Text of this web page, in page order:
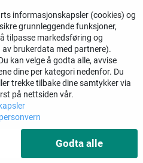
Skjerf, 180x70 cm,
fersken
177,-
informasjonskapsler (cookies) og
grunnleggende funksjoner,
tilpasse markedsføring og
brukerdata med partnere).
kan velge å godta alle, avvise
dine per kategori nedenfor. Du
trekke tilbake dine samtykker via
på nettsiden vår.
Godta alle